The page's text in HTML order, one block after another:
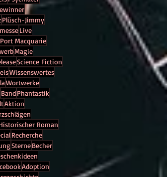
Plüsch-Jimmy
Live
Macquarie
Magie
Science Fiction
Wissenswertes
Wortwerke
BandPhantastik
Aktion
Roman
Recherche
SterneBecher
Adoption